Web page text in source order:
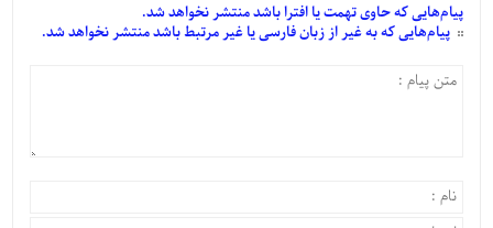
پیام‌هاییکه حاوی تهمت یا افترا باشد منتشر نخواهد شد.
پیام‌هاییکه به غیر از زبان فارسی یا غیر مرتبط باشد منتشر نخواهد شد.